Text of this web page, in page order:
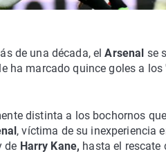
de una década, elArsenal se
ha marcado quince goles a
distinta a los bochornos
, víctima de su inexperiencia
de Harry Kane, hasta el rescate